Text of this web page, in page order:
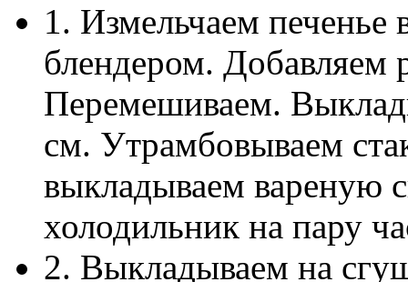
1. Измельчаем
блендером. Добавляем
Перемешиваем.
см. Утрамбовываем
выкладываем вареную
холодильник на пару
2. Выкладываем на